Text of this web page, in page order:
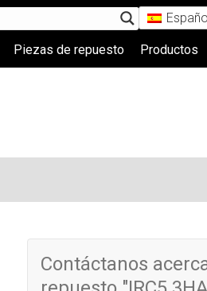
Piezas de repuesto Productos
Contáctanos